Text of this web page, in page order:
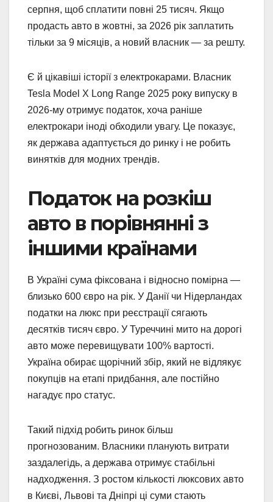
серпня, щоб сплатити повні 25 тисяч. Якщо
продасть авто в жовтні, за 2026 рік заплатить
тільки за 9 місяців, а новий власник — за решту.
Є й цікавіші історії з електрокарами. Власник
Tesla Model X Long Range 2025 року випуску в
2026-му отримує податок, хоча раніше
електрокари іноді обходили увагу. Це показує,
як держава адаптується до ринку і не робить
винятків для модних трендів.
Податок на розкіш
авто в порівнянні з
іншими країнами
В Україні сума фіксована і відносно помірна —
близько 600 євро на рік. У Данії чи Нідерландах
податки на люкс при реєстрації сягають
десятків тисяч євро. У Туреччині мито на дорогі
авто може перевищувати 100% вартості.
Україна обирає щорічний збір, який не відлякує
покупців на етапі придбання, але постійно
нагадує про статус.
Такий підхід робить ринок більш
прогнозованим. Власники планують витрати
заздалегідь, а держава отримує стабільні
надходження. З ростом кількості люксових авто
в Києві, Львові та Дніпрі ці суми стають